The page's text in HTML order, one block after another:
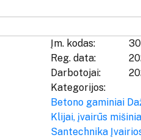
Įm. kodas:
Reg. data:
Darbotojai:
Kategorijos:
Betono gaminiai
Klijai, įvairūs
Santechnika